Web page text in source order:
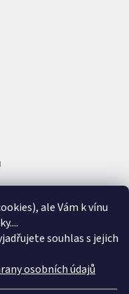
ale Vám k vínu
souhlas s jejich
osobních údajů